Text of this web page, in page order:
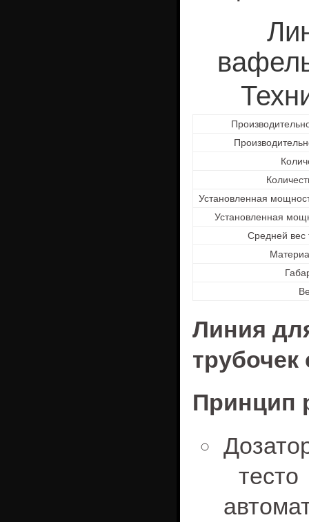
Установленная
Установленная
Средней вес
Линия
трубочек
Принцип